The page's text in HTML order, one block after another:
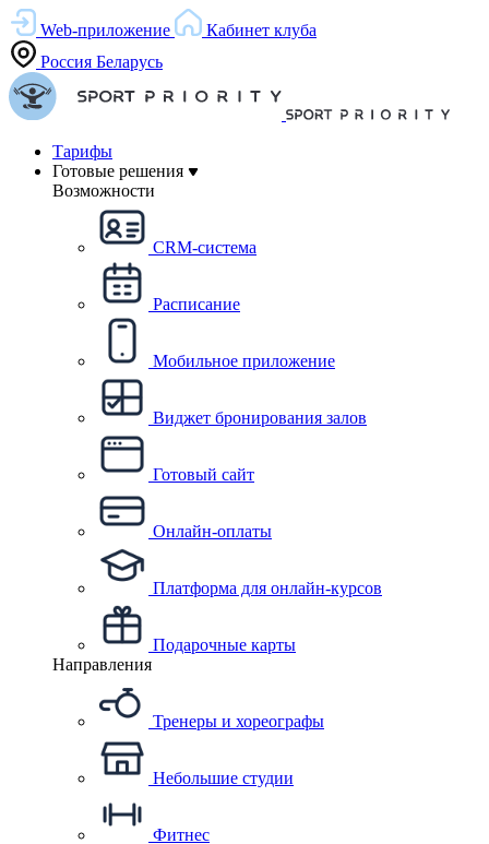
Web-приложение
Кабинет клуба
Россия Беларусь
Тарифы
Готовые решения
Возможности
CRM-система
Расписание
Мобильное приложение
Виджет бронирования залов
Готовый сайт
Онлайн-оплаты
Платформа для онлайн-курсов
Подарочные карты
Направления
Тренеры и хореографы
Небольшие студии
Фитнес